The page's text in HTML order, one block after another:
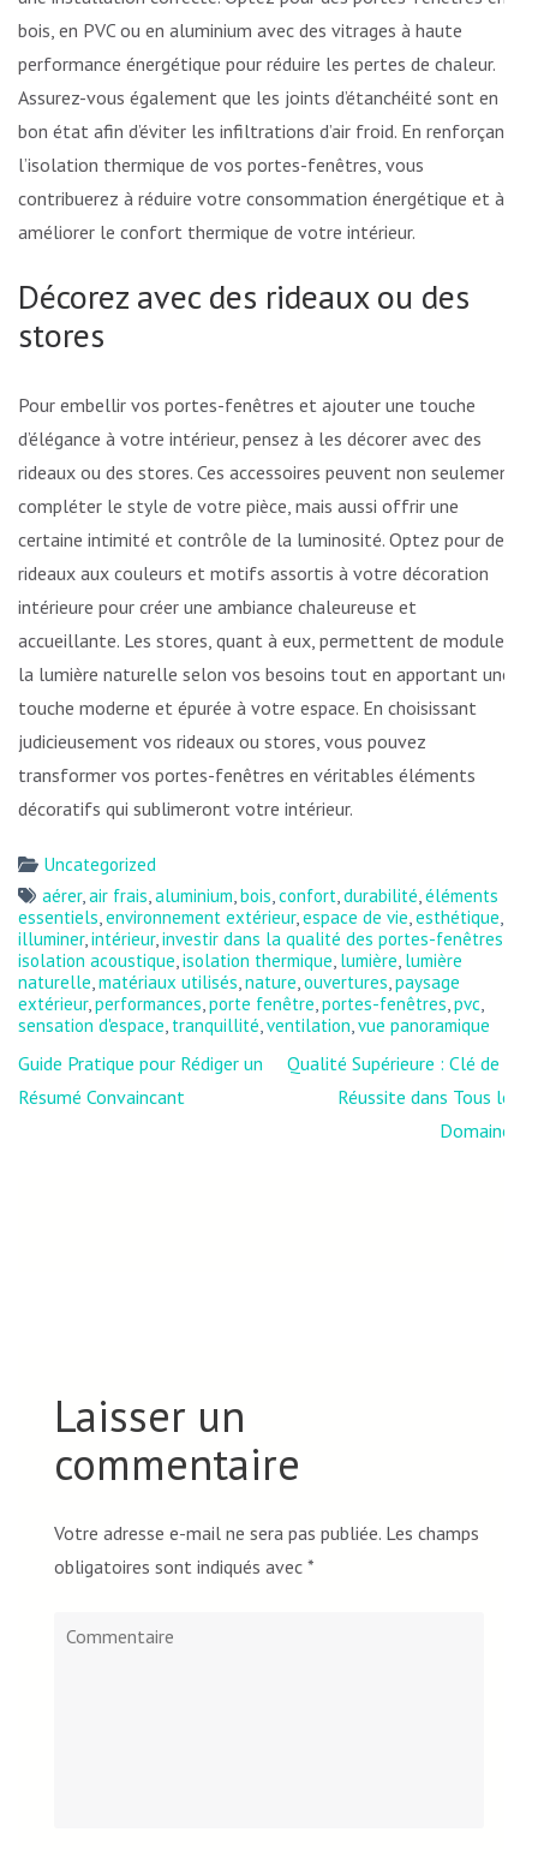
bois, en PVC ou en aluminium avec des vitrages à haute
performance énergétique pour réduire les pertes de chaleur.
Assurez-vous également que les joints d’étanchéité sont en
bon état afin d’éviter les infiltrations d’air froid. En renforçant
l’isolation thermique de vos portes-fenêtres, vous
contribuerez à réduire votre consommation énergétique et à
améliorer le confort thermique de votre intérieur.
Décorez avec des rideaux ou des
stores
Pour embellir vos portes-fenêtres et ajouter une touche
d’élégance à votre intérieur, pensez à les décorer avec des
rideaux ou des stores. Ces accessoires peuvent non seulement
compléter le style de votre pièce, mais aussi offrir une
certaine intimité et contrôle de la luminosité. Optez pour des
rideaux aux couleurs et motifs assortis à votre décoration
intérieure pour créer une ambiance chaleureuse et
accueillante. Les stores, quant à eux, permettent de moduler
la lumière naturelle selon vos besoins tout en apportant une
touche moderne et épurée à votre espace. En choisissant
judicieusement vos rideaux ou stores, vous pouvez
transformer vos portes-fenêtres en véritables éléments
décoratifs qui sublimeront votre intérieur.
Uncategorized
aérer,air frais,aluminium,bois,confort,durabilité,éléments
essentiels,environnement extérieur,espace de vie,esthétique,
illuminer,intérieur,investir dans la qualité des portes-fenêtres
isolation acoustique,isolation thermique, lumière, lumière
naturelle,matériaux utilisés,nature,ouvertures,paysage
extérieur,performances,porte fenêtre,portes-fenêtres,pvc,
sensation d'espace, tranquillité,ventilation,vue panoramique
Navigation
de
Guide Pratique pour Rédiger un
Résumé Convaincant
Qualité Supérieure : Clé de la
Réussite dans Tous les
Domaines
Laisser un
commentaire
Votre adresse e-mail ne sera pas publiée. Les champs
obligatoires sont indiqués avec *
Commentaire